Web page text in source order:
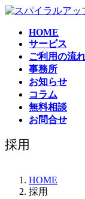
コ
ナ
HOME
サービス
ご利用の流
事務所
お知らせ
コラム
無料相談
お問合せ
採用
HOME
採用